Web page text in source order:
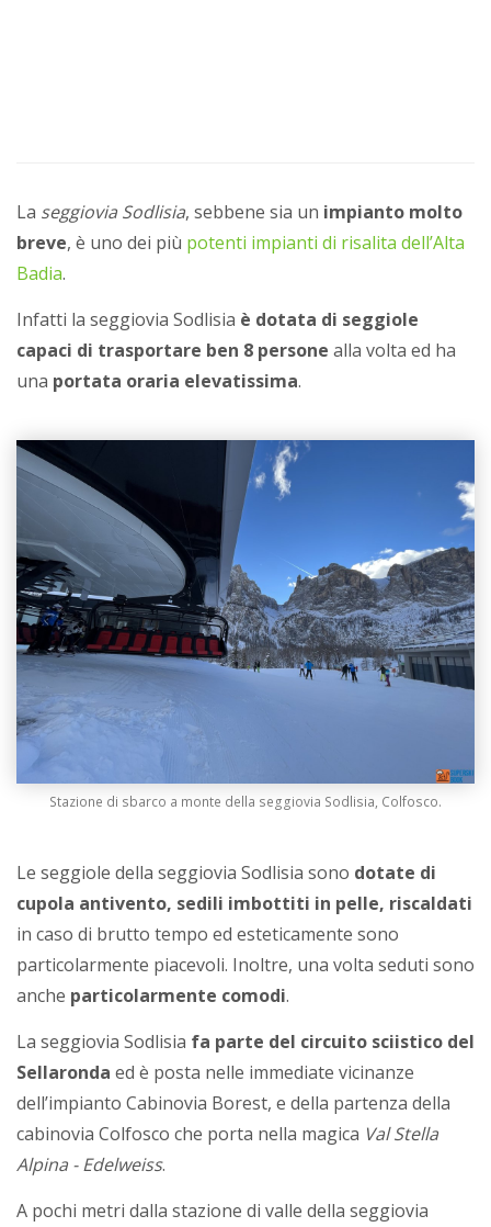
La seggiovia Sodlisia, sebbene sia un impianto molto
breve, è uno dei più potenti impianti di risalita dell’Alta
Badia.
Infatti la seggiovia Sodlisia è dotata di seggiole
capaci di trasportare ben 8 persone alla volta ed ha
una portata oraria elevatissima.
Stazione di sbarco a monte della seggiovia Sodlisia, Colfosco.
Le seggiole della seggiovia Sodlisia sono dotate di
cupola antivento, sedili imbottiti in pelle, riscaldati
in caso di brutto tempo ed esteticamente sono
particolarmente piacevoli. Inoltre, una volta seduti sono
anche particolarmente comodi.
La seggiovia Sodlisia fa parte del circuito sciistico del
Sellaronda ed è posta nelle immediate vicinanze
dell’impianto Cabinovia Borest, e della partenza della
cabinovia Colfosco che porta nella magica Val Stella
Alpina - Edelweiss.
A pochi metri dalla stazione di valle della seggiovia